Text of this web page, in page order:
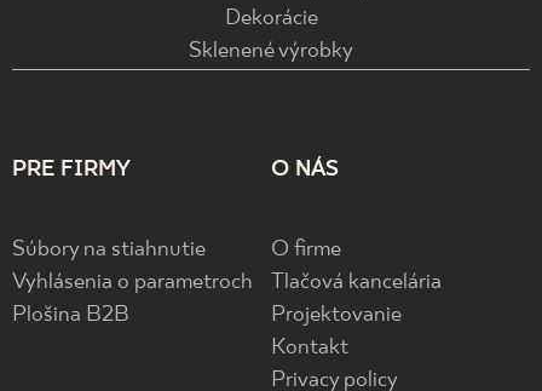
Dekorácie
Sklenené výrobky
PRE FIRMY
Súbory na stiahnutie
Vyhlásenia o parametroch
Plošina B2B
O NÁS
O firme
Tlačová kancelária
Projektovanie
Kontakt
Privacy policy